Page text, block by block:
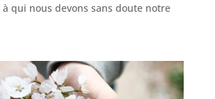
qui nous devons sans doute notre